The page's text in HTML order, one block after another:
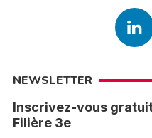
NEWSLETTER
Inscrivez-vous
Filière 3e